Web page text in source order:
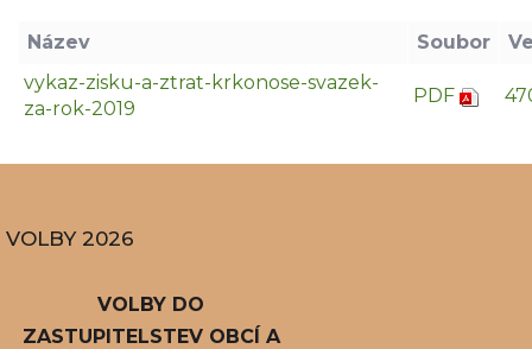
Název Soubor
vykaz-zisku-a-ztrat-krkonose-svazek-
za-rok-2019
PDF
VOLBY 2026
VOLBY DO
ZASTUPITELSTEV OBCÍ A